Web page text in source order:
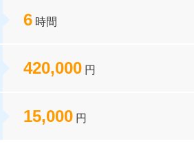
6 時間
420,000 円
15,000 円